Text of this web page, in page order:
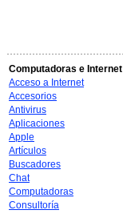
Computadoras e Internet
Acceso a Internet
Accesorios
Antivirus
Aplicaciones
Apple
Artículos
Buscadores
Chat
Computadoras
Consultoría